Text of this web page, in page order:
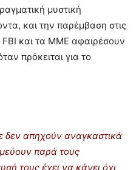
μυστική
και την παρέμβαση στις
FBI και τα ΜΜΕ αφαιρέσουν
πρόκειται για το
δεν απηχούν αναγκαστικά
παρά τους
τους έχει να κάνει όχι